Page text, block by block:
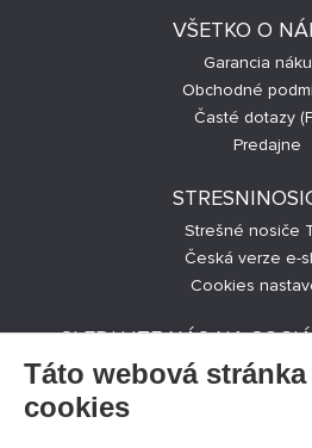
VŠETKO O
Garancia
Obchodné
Časté dotazy
Predajne
Strešné nosiče
Česká verze e-
Cookies
SLEDUJTE NÁS NA
Táto webová
cookies